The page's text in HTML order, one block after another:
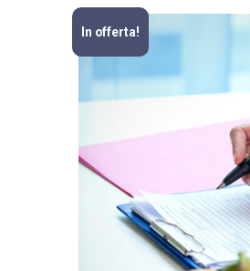
In offerta!